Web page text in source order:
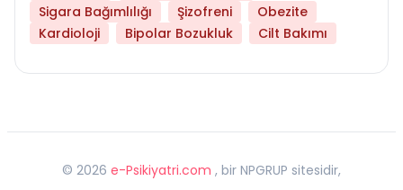
Sigara Bağımlılığı
Şizofreni
Obezite
Kardioloji
Bipolar Bozukluk Cilt Bakımı
© 2026 e-Psikiyatri.com , bir NPGRUP sitesidir,